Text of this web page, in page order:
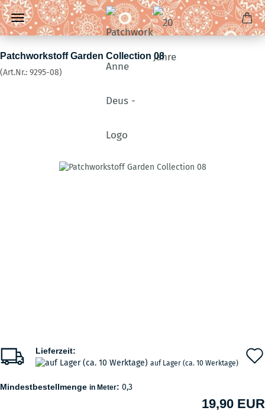
Patchworkstoff Garden Collection 08
(Art.Nr.: 9295-08)
Lieferzeit:
auf Lager (ca. 10 Werktage)
Mindestbestellmenge in Meter: 0,3
19,90 EUR